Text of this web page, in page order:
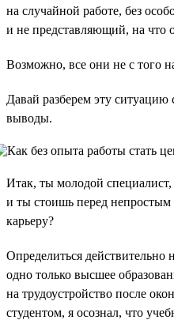
на случайной работе, без
и не представляющий, на что
Возможно, все они не с того
Давай разберем эту ситуацию
выводы.
Итак, ты молодой
и ты стоишь перед непростым
карьеру?
Определиться действительно
одно только высшее
на трудоустройство после
студентом, я осознал, что